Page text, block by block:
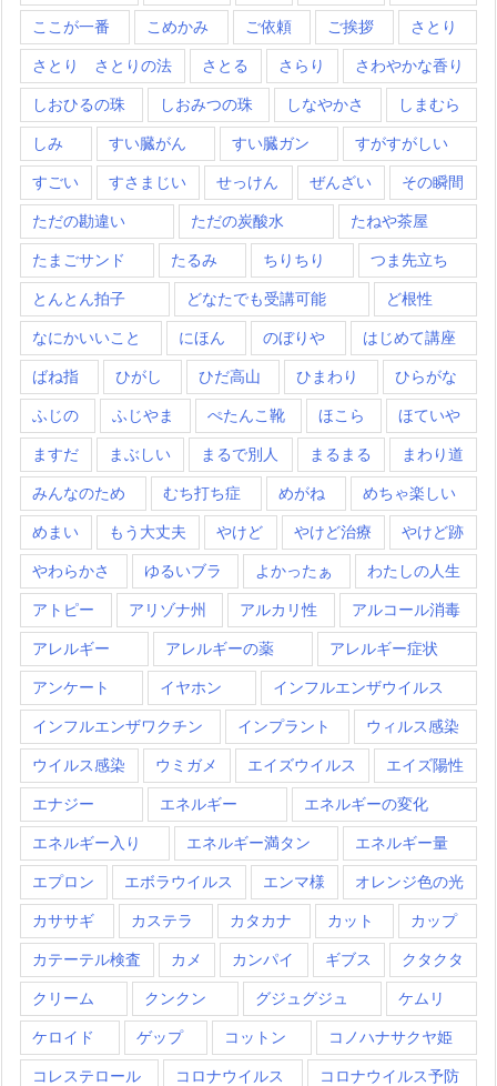
ここが一番 こめかみ ご依頼 ご挨拶 さとり
さとり さとりの法 さとる さらり さわやかな香り
しおひるの珠 しおみつの珠 しなやかさ しまむら
しみ すい臓がん すい臓ガン すがすがしい
すごい すさまじい せっけん ぜんざい その瞬間
ただの勘違い ただの炭酸水 たねや茶屋
たまごサンド たるみ ちりちり つま先立ち
とんとん拍子 どなたでも受講可能 ど根性
なにかいいこと にほん のぼりや はじめて講座
ばね指 ひがし ひだ高山 ひまわり ひらがな
ふじの ふじやま ぺたんこ靴 ほこら ほていや
ますだ まぶしい まるで別人 まるまる まわり道
みんなのため むち打ち症 めがね めちゃ楽しい
めまい もう大丈夫 やけど やけど治療 やけど跡
やわらかさ ゆるいブラ よかったぁ わたしの人生
アトピー アリゾナ州 アルカリ性 アルコール消毒
アレルギー アレルギーの薬 アレルギー症状
アンケート イヤホン インフルエンザウイルス
インフルエンザワクチン インプラント ウィルス感染
ウイルス感染 ウミガメ エイズウイルス エイズ陽性
エナジー エネルギー エネルギーの変化
エネルギー入り エネルギー満タン エネルギー量
エプロン エボラウイルス エンマ様 オレンジ色の光
カササギ カステラ カタカナ カット カップ
カテーテル検査 カメ カンパイ ギブス クタクタ
クリーム クンクン グジュグジュ ケムリ
ケロイド ゲップ コットン コノハナサクヤ姫
コレステロール コロナウイルス コロナウイルス予防